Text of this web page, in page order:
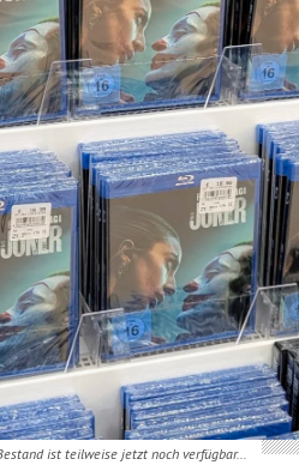
ist teilweise jetzt noch verfügbar…